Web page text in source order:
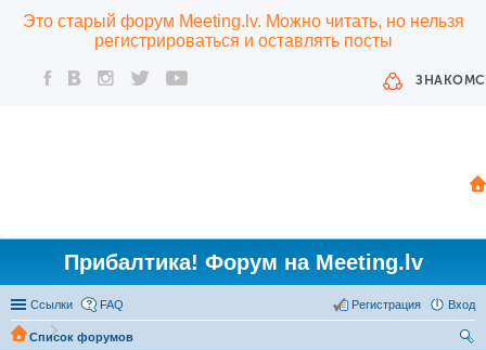
Это старый форум Meeting.lv. Можно читать, но нельзя
регистрироваться и оставлять посты
Прибалтика! Форум на Meeting.lv
Ссылки FAQ Вход
Регистрация
Список форумов